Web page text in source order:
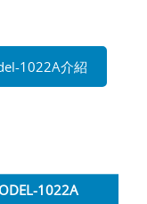
1022A介紹
1022A